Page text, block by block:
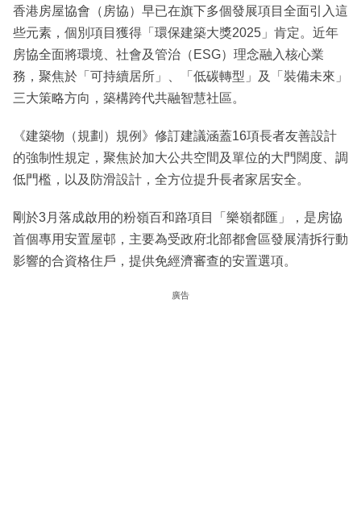
香港房屋協會（房協）早已在旗下多個發展項目全面引入這
些元素，個別項目獲得「環保建築大獎2025」肯定。近年
房協全面將環境、社會及管治（ESG）理念融入核心業
務，聚焦於「可持續居所」、「低碳轉型」及「裝備未來」
三大策略方向，築構跨代共融智慧社區。
《建築物（規劃）規例》修訂建議涵蓋16項長者友善設計
的強制性規定，聚焦於加大公共空間及單位的大門闊度、調
低門檻，以及防滑設計，全方位提升長者家居安全。
剛於3月落成啟用的粉嶺百和路項目「樂嶺都匯」，是房協
首個專用安置屋邨，主要為受政府北部都會區發展清拆行動
影響的合資格住戶，提供免經濟審查的安置選項。
廣告